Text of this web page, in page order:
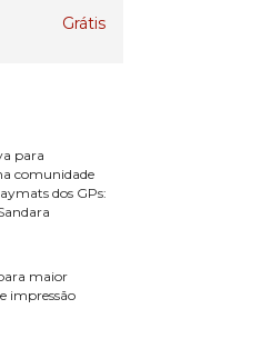
Grátis
para
comunidade
dos GPs:
maior
impressão